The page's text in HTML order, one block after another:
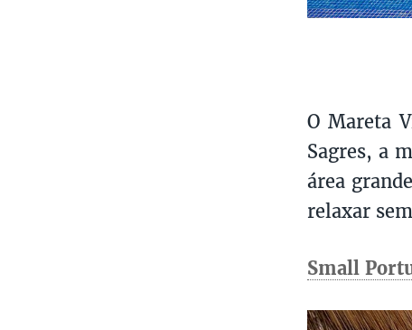
O Mareta
Sagres, a
área
relaxar
Small